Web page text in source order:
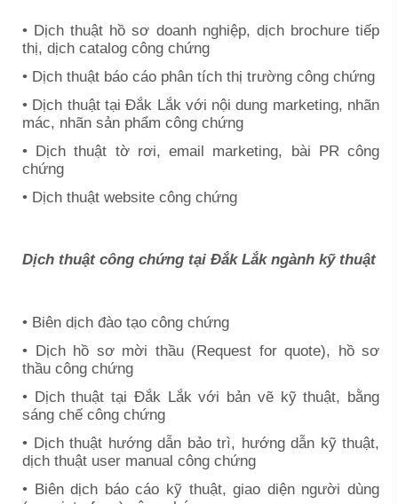
• Dịch thuật hồ sơ doanh nghiệp, dịch brochure tiếp
thị, dịch catalog công chứng
• Dịch thuật báo cáo phân tích thị trường công chứng
• Dịch thuật tạiĐắk Lắk với nội dung marketing, nhãn
mác, nhãn sản phẩm công chứng
• Dịch thuật tờ rơi, email marketing, bài PR công
chứng
• Dịch thuật website công chứng
Dịch thuật công chứng tại Đắk Lắkngành kỹ thuật
• Biên dịch đào tạo công chứng
• Dịch hồ sơ mời thầu (Request for quote), hồ sơ
thầu công chứng
• Dịch thuật tại Đắk Lắk với bản vẽ kỹ thuật, bằng
sáng chế công chứng
• Dịch thuật hướng dẫn bảo trì, hướng dẫn kỹ thuật,
dịch thuật user manual công chứng
• Biên dịch báo cáo kỹ thuật, giao diện người dùng